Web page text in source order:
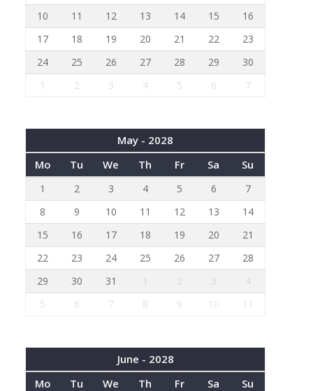
10
11 12 13 14 15
16
17
18 19 20 21 22
23
24
25 26 27 28 29
30
1
2 3 4 5 6 7
May - 2028
Mo
Tu We Th Fr Sa Su
1 2 3 4 5 6
7
8
9 10 11 12 13
14
15
16 17 18 19 20
21
22
23 24 25 26 27
28
29
30 31 1 2 3
4
5
6 7 8 9 10 11
June - 2028
Mo
Tu We Th Fr Sa Su